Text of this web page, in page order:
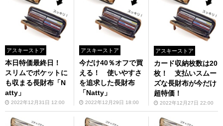
アスキーストア
本日特価最終日！
スリムでポケットに
も収まる長財布「N
atty」
2022年12月31日 12:00
アスキーストア
今だけ40％オフで買
える！ 使いやすさ
を追求した長財布
「Natty」
2022年12月29日 18:00
アスキーストア
カード収納枚数は20
枚！ 支払いスムー
ズな長財布が今だけ
超特価！
2022年12月27日 22:00